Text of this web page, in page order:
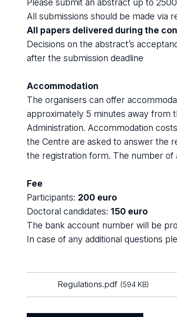
Please submit an abstract up to
All submissions should be made via
All papers delivered during the
Decisions on the abstract’s
after the submission deadline
Accommodation
The organisers can offer
approximately 5 minutes away from
Administration. Accommodation
the Centre are asked to answer the
the registration form. The number of
Fee
Participants: 200 euro
Doctoral candidates: 150 euro
The bank account number will be
In case of any additional questions
Regulations.pdf (594 KB)